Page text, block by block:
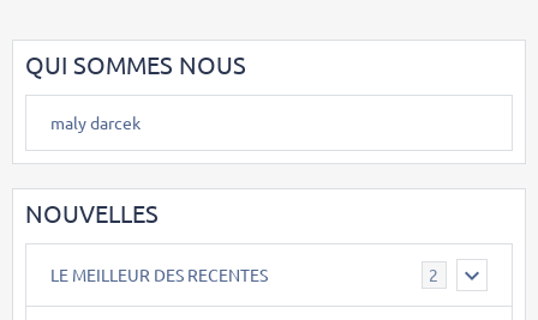
QUI SOMMES NOUS
maly darcek
NOUVELLES
LE MEILLEUR DES RECENTES 2